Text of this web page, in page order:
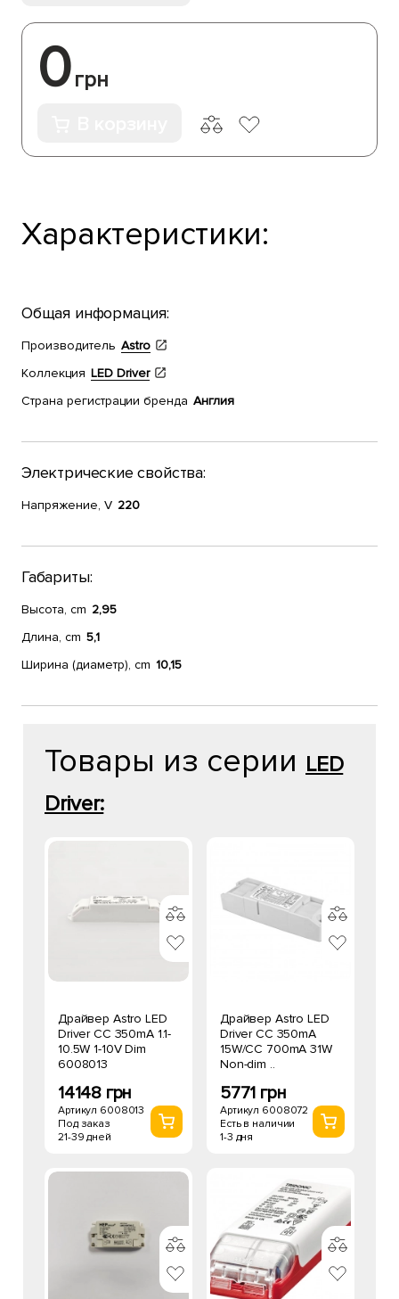
0грн
Характеристики:
Общая информация:
Производитель Astro
Коллекция LED Driver
Страна регистрации бренда Англия
Электрические свойства:
Напряжение, V 220
Габариты:
Высота, cm 2,95
Длина, cm 5,1
Ширина (диаметр), cm 10,15
Товары из серии LED
Driver:
Драйвер Astro LED
Driver CC 350mA 1.1-
10.5W 1-10V Dim
6008013
14148 грн
Артикул 6008013
Под заказ
21-39 дней
Драйвер Astro LED
Driver CC 350mA
15W/CC 700mA 31W
Non-dim ..
5771 грн
Артикул 6008072
Есть в наличии
1-3 дня